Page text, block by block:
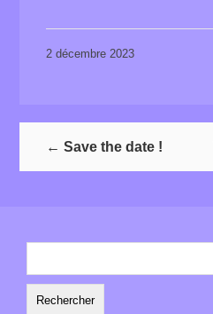
2 décembre 2023
←Save the date !